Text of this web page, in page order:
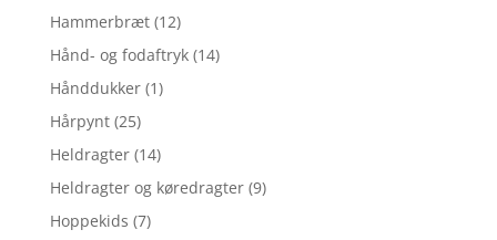
Hammerbræt (12)
Hånd- og fodaftryk (14)
Hånddukker (1)
Hårpynt (25)
Heldragter (14)
Heldragter og køredragter (9)
Hoppekids (7)